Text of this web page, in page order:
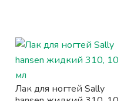
Лак для ногтей Sally